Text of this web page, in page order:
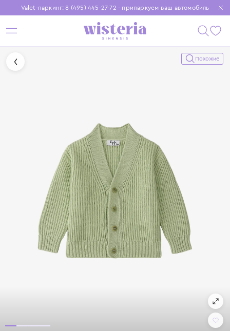
Valet-паркинг: 8 (495) 445-27-72 - припаркуем ваш автомобиль
Бесплатная доставка при заказе от 15 000 ₽
Установите приложение, чтобы покупки были еще удобнее
Похожие